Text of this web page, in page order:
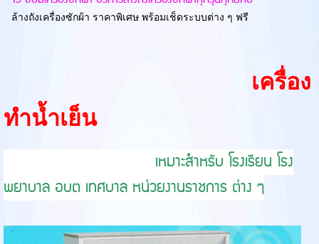
ล้างถังเครื่องซักผ้า ราคาพิเศษ พร้อมเช็ดระบบต่าง ๆ ฟรี
เครื่อง
ทำน้ำเย็น
เหมาะสำหรับ โรงเรียน โรง
พยาบาล อบต เทศบาล หน่วยงานราชการ ต่าง ๆ